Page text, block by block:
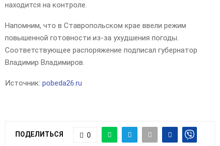
находится на контроле.
Напомним, что в Ставропольском крае ввели режим
повышенной готовности из-за ухудшения погоды.
Соответствующее распоряжение подписал губернатор
Владимир Владимиров.
Источник: pobeda26.ru
ПОДЕЛИТЬСЯ 0